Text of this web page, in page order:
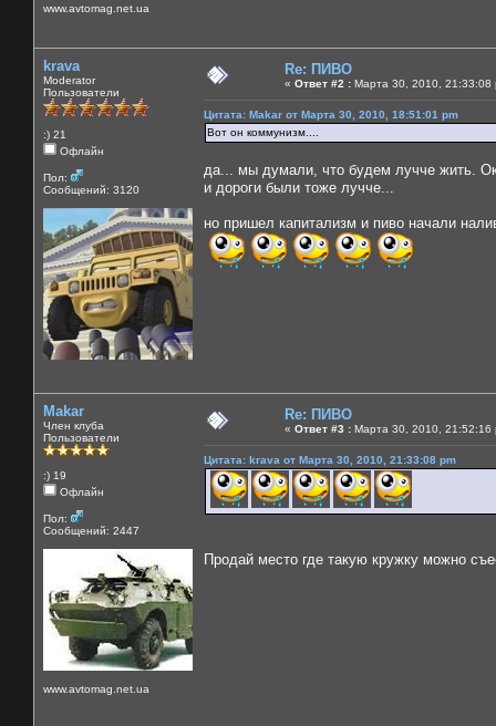
www.avtomag.net.ua
krava
Moderator
Пользователи
:) 21
Офлайн
Пол:
Сообщений: 3120
Re: ПИВО
« Ответ #2 : Марта 30, 2010, 21:33:08
Цитата: Makar от Марта 30, 2010, 18:51:01 pm
Вот он коммунизм....
да... мы думали, что будем лучче жить.
и дороги были тоже лучче...
но пришел капитализм и пиво начали
Makar
Член клуба
Пользователи
:) 19
Офлайн
Пол:
Сообщений: 2447
www.avtomag.net.ua
Re: ПИВО
« Ответ #3 : Марта 30, 2010, 21:52:16
Цитата: krava от Марта 30, 2010, 21:33:08 pm
Продай место где такую кружку можно